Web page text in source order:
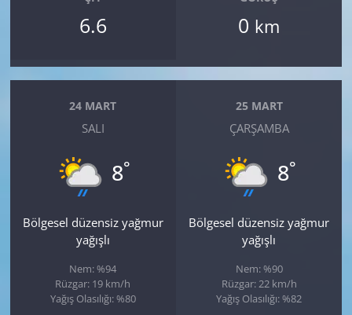
6.6 0 km
24 MART
SALI
8°
Bölgesel düzensiz yağmur
yağışlı
Nem: %94
Rüzgar: 19 km/h
Yağış Olasılığı: %80
25 MART
ÇARŞAMBA
8°
Bölgesel düzensiz yağmur
yağışlı
Nem: %90
Rüzgar: 22 km/h
Yağış Olasılığı: %82